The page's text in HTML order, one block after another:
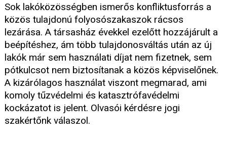
Sok lakóközösségben ismerős konfliktusforrás a
közös tulajdonú folyosószakaszok rácsos
lezárása. A társasház évekkel ezelőtt hozzájárult a
beépítéshez, ám több tulajdonosváltás után az új
lakók már sem használati díjat nem fizetnek, sem
pótkulcsot nem biztosítanak a közös képviselőnek.
A kizárólagos használat viszont megmarad, ami
komoly tűzvédelmi és katasztrófavédelmi
kockázatot is jelent. Olvasói kérdésre jogi
szakértőnk válaszol.